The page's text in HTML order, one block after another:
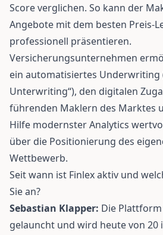
Score verglichen. So kann der
Angebote mit dem besten Preis-
professionell präsentieren.
Versicherungsunternehmen
ein automatisiertes Underwriting
Unterwriting“), den digitalen
führenden Maklern des Marktes
Hilfe modernster Analytics
über die Positionierung des
Wettbewerb.
Seit wann ist Finlex aktiv und
Sie an?
Sebastian Klapper: Die
gelauncht und wird heute von 20